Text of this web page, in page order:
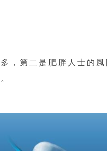
，第二是肥胖人士的